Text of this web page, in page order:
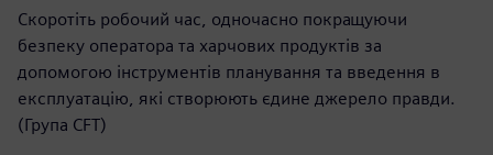
Скоротіть робочий час, одночасно покращуючи
безпеку оператора та харчових продуктів за
допомогою інструментів планування та введення в
експлуатацію, які створюють єдине джерело правди.
(Група CFT)